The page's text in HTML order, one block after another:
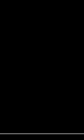
기